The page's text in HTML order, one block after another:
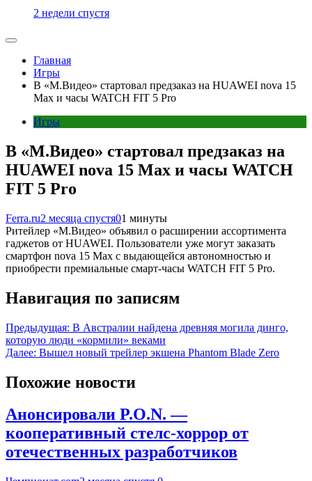
2 недели спустя
Главная
Игры
В «М.Видео» стартовал предзаказ на HUAWEI nova 15
Max и часы WATCH FIT 5 Pro
Игры
В «М.Видео» стартовал предзаказ на
HUAWEI nova 15 Max и часы WATCH
FIT 5 Pro
Ferra.ru2 месяца спустя01 минуты
Ритейлер «М.Видео» объявил о расширении ассортимента
гаджетов от HUAWEI. Пользователи уже могут заказать
смартфон nova 15 Max с выдающейся автономностью и
приобрести премиальные смарт-часы WATCH FIT 5 Pro.
Навигация по записям
Предыдущая: В Австралии найдена древняя могила динго,
которую люди «кормили» веками
Далее: Вышел новый трейлер экшена Phantom Blade Zero
Похожие новости
Анонсировали P.O.N. —
кооперативный стелс-хоррор от
отечественных разработчиков